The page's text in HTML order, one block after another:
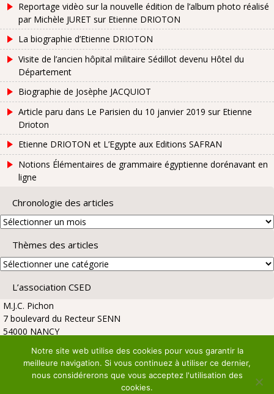
Reportage vidèo sur la nouvelle édition de l’album photo réalisé
par Michèle JURET sur Etienne DRIOTON
La biographie d’Etienne DRIOTON
Visite de l’ancien hôpital militaire Sédillot devenu Hôtel du
Département
Biographie de Josèphe JACQUIOT
Article paru dans Le Parisien du 10 janvier 2019 sur Etienne
Drioton
Etienne DRIOTON et L’Egypte aux Editions SAFRAN
Notions Élémentaires de grammaire égyptienne dorénavant en
ligne
Chronologie des articles
Chronologie
articlesThèmes des articles
Thèmes
articlesL’association CSED
M.J.C. Pichon
7 boulevard du Recteur SENN
54000 NANCY
Association CSED
Notre site web utilise des cookies pour vous garantir la
meilleure navigation. Si vous continuez à utiliser ce dernier,
nous considérerons que vous acceptez l'utilisation des
cookies.